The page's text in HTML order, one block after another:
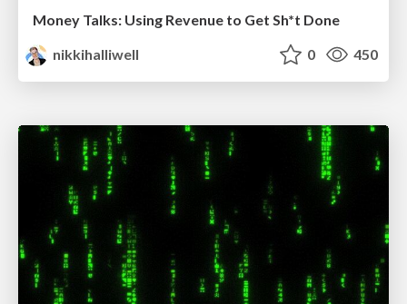
Money Talks: Using Revenue to Get Sh*t Done
nikkihalliwell
0 450